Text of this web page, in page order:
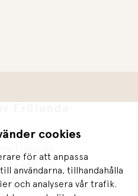
cookies
för att anpassa
användarna, tillhandahålla
och analysera vår trafik.
Gata 11
44 676